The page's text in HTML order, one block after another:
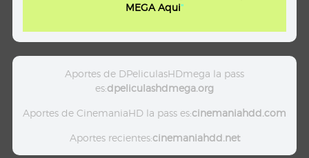
MEGA Aqui"
Aportes de DPeliculasHDmega la pass
es:dpeliculashdmega.org
Aportes de CinemaniaHD la pass es:cinemaniahdd.com
Aportes recientes:cinemaniahdd.net